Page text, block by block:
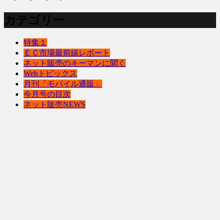
カテゴリー
特集１
ＥＣ市場最前線レポート
ネット販売のキーマンに聞く
Webトピックス
月刊「モバイル通販」
今月号の目次
ネット販売NEWS